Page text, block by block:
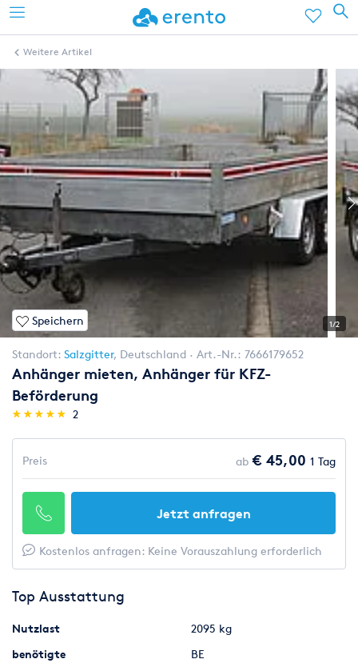
Weitere Artikel
Speichern 1/2
Standort: Salzgitter, Deutschland Art.-Nr.: 7666179652
Anhänger mieten, Anhänger für KFZ-
Beförderung
(*)
★
★
(*)★
★
(*) ★
★
(*) ★
★
(*) ★
★ 2
Preis ab € 45,00 1 Tag
Jetzt anfragen
Kostenlos anfragen: Keine Vorauszahlung erforderlich
Top Ausstattung
Nutzlast
2095 kg
benötigte
BE